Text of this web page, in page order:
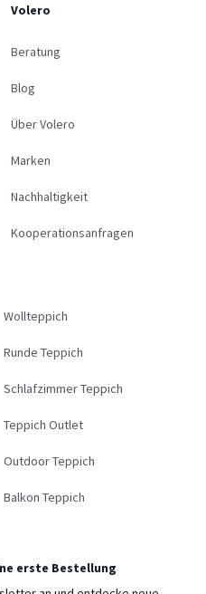
Volero
Beratung
Blog
Über Volero
Marken
Nachhaltigkeit
Kooperationsanfragen
Wollteppich
Runde Teppich
Schlafzimmer Teppich
Teppich Outlet
Outdoor Teppich
Balkon Teppich
erste Bestellung